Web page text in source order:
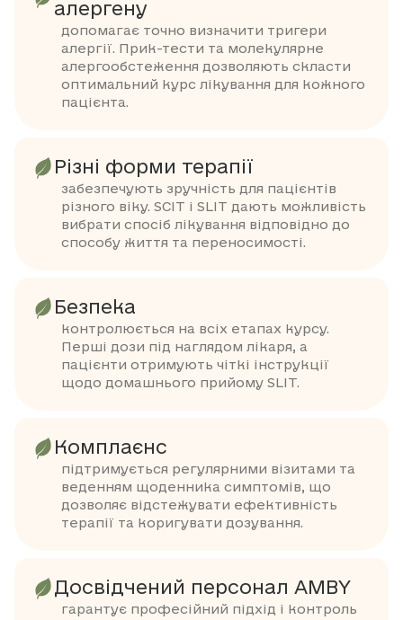
алергену
допомагає точно визначити тригери
алергії. Прик-тести та молекулярне
алергообстеження дозволяють скласти
оптимальний курс лікування для кожного
пацієнта.
Різні форми терапії
забезпечують зручність для пацієнтів
різного віку. SCIT і SLIT дають можливість
вибрати спосіб лікування відповідно до
способу життя та переносимості.
Безпека
контролюється на всіх етапах курсу.
Перші дози під наглядом лікаря, а
пацієнти отримують чіткі інструкції
щодо домашнього прийому SLIT.
Комплаєнс
підтримується регулярними візитами та
веденням щоденника симптомів, що
дозволяє відстежувати ефективність
терапії та коригувати дозування.
Досвідчений персонал AMBY
гарантує професійний підхід і контроль